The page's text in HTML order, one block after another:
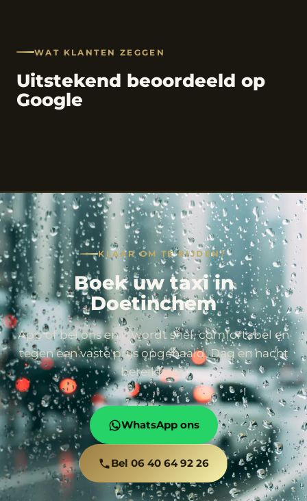
WAT KLANTEN ZEGGEN
Uitstekend beoordeeld op
Google
KLAAR OM TE RIJDEN?
Boek uw taxi in
Doetinchem
App of bel ons en u wordt snel, comfortabel en
tegen een vaste prijs opgehaald. Dag en nacht
bereikbaar.
WhatsApp ons
Bel 06 40 64 92 26